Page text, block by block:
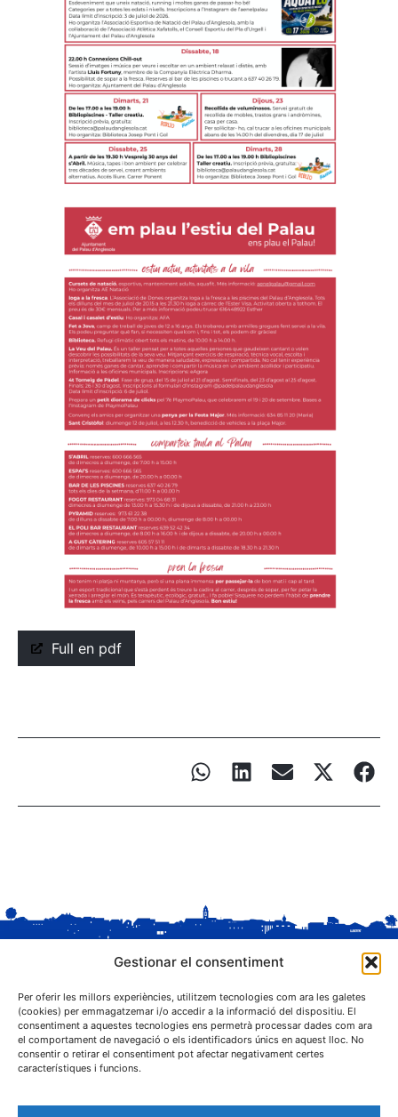
Gestionar el consentiment
Per oferir les millors experiències, utilitzem tecnologies com ara les galetes
(cookies) per emmagatzemar i/o accedir a la informació del dispositiu. El
consentiment a aquestes tecnologies ens permetrà processar dades com ara
el comportament de navegació o els identificadors únics en aquest lloc. No
consentir o retirar el consentiment pot afectar negativament certes
característiques i funcions.
Full en pdf
C. Sant Josep, 1
25243 El Palau d'Anglesola (Pla d'Urgell)